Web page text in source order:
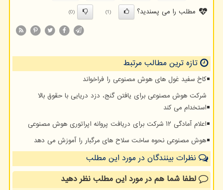
مطلب را می پسندید؟
(1)
(0)
تازه ترین مطالب مرتبط
کاخ سفید غول های هوش مصنوعی را فراخواند
شرکت هوش مصنوعی برای یافتن گنج، دزد دریایی با حقوق بالا
استخدام می کند
اعلام آمادگی ۱۲ شرکت برای دریافت پروانه اپراتوری هوش مصنوعی
هوش مصنوعی نحوه ساخت سلاح های مرگبار را آموزش می دهد
نظرات بینندگان در مورد این مطلب
لطفا شما همدر مورد این مطلبنظر دهید